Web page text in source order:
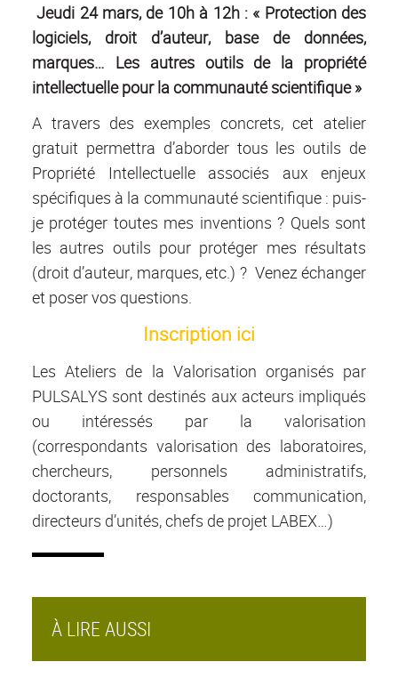
Jeudi 24 mars, de 10h à 12h : « Protection des
logiciels, droit d’auteur, base de données,
marques… Les autres outils de la propriété
intellectuelle pour la communauté scientifique »
A travers des exemples concrets, cet atelier
gratuit permettra d’aborder tous les outils de
Propriété Intellectuelle associés aux enjeux
spécifiques à la communauté scientifique : puis-
je protéger toutes mes inventions ? Quels sont
les autres outils pour protéger mes résultats
(droit d’auteur, marques, etc.) ? Venez échanger
et poser vos questions.
Inscription ici
Les Ateliers de la Valorisation organisés par
PULSALYS sont destinés aux acteurs impliqués
ou intéressés par la valorisation
(correspondants valorisation des laboratoires,
chercheurs, personnels administratifs,
doctorants, responsables communication,
directeurs d’unités, chefs de projet LABEX…)
À LIRE AUSSI